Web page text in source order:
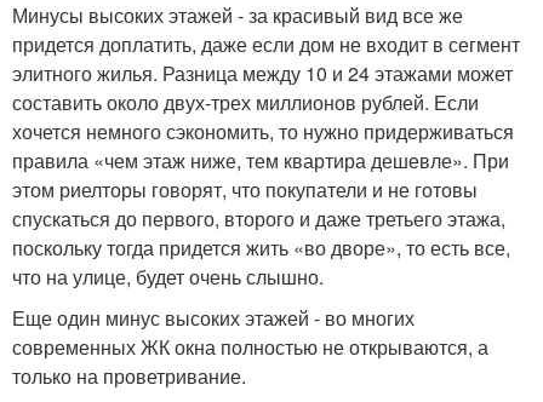
Минусы высоких этажей - за красивый вид все же
придется доплатить, даже если дом не входит в сегмент
элитного жилья. Разница между 10 и 24 этажами может
составить около двух-трех миллионов рублей. Если
хочется немного сэкономить, то нужно придерживаться
правила «чем этаж ниже, тем квартира дешевле». При
этом риелторы говорят, что покупатели и не готовы
спускаться до первого, второго и даже третьего этажа,
поскольку тогда придется жить «во дворе», то есть все,
что на улице, будет очень слышно.
Еще один минус высоких этажей - во многих
современных ЖК окна полностью не открываются, а
только на проветривание.